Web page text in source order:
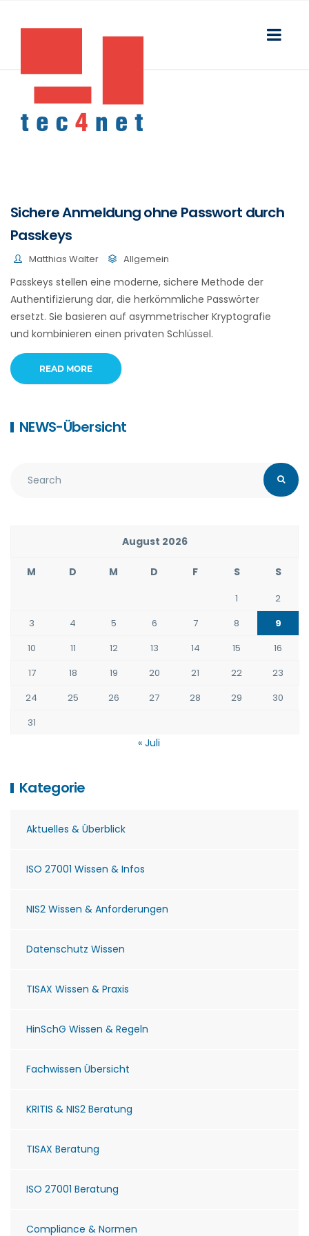
Sichere Anmeldung ohne Passwort durch
Passkeys
Matthias Walter Allgemein
Passkeys stellen eine moderne, sichere Methode der
Authentifizierung dar, die herkömmliche Passwörter
ersetzt. Sie basieren auf asymmetrischer Kryptografie
und kombinieren einen privaten Schlüssel.
READ MORE
NEWS-Übersicht
August 2026
M D M D F S S
1
2
3
4 5 6 7 8
9
10
11 12 13 14 15
16
17
18 19 20 21 22
23
24
25 26 27 28 29
30
31
« Juli
Kategorie
Aktuelles & Überblick
ISO 27001 Wissen & Infos
NIS2 Wissen & Anforderungen
Datenschutz Wissen
TISAX Wissen & Praxis
HinSchG Wissen & Regeln
Fachwissen Übersicht
KRITIS & NIS2 Beratung
TISAX Beratung
ISO 27001 Beratung
Compliance & Normen